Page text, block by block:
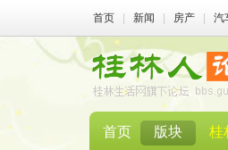
首页 新闻 房产 汽
首页 版块 桂